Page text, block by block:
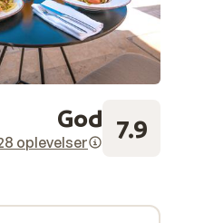
God
oplevelser 7.9